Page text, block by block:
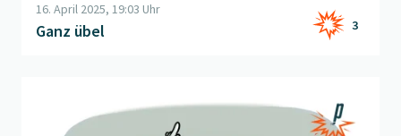
16. April 2025, 19:03 Uhr
Ganz übel 3